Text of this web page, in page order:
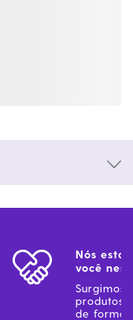
Nós
você
Surgimos
produtos
de forma